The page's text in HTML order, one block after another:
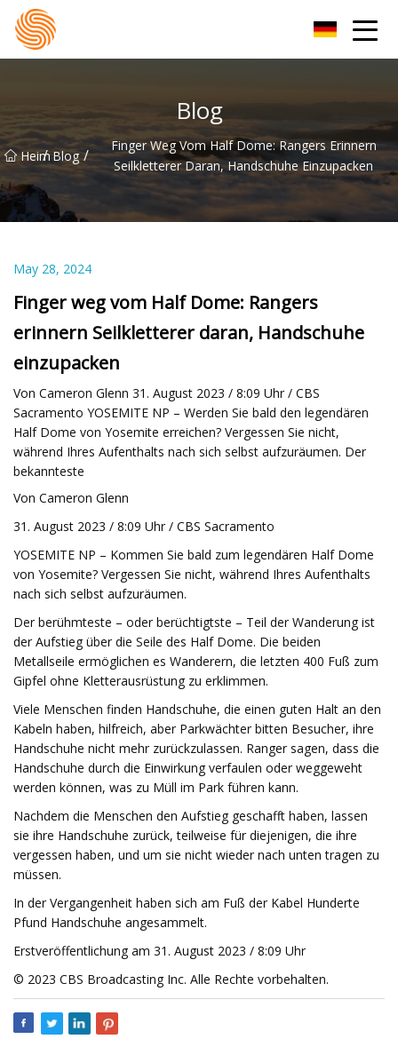
Blog
Heim
/ Blog /
Finger Weg Vom Half Dome: Rangers Erinnern
Seilkletterer Daran, Handschuhe Einzupacken
May 28, 2024
Finger weg vom Half Dome: Rangers
erinnern Seilkletterer daran, Handschuhe
einzupacken
Von Cameron Glenn 31. August 2023 / 8:09 Uhr / CBS
Sacramento YOSEMITE NP – Werden Sie bald den legendären
Half Dome von Yosemite erreichen? Vergessen Sie nicht,
während Ihres Aufenthalts nach sich selbst aufzuräumen. Der
bekannteste
Von Cameron Glenn
31. August 2023 / 8:09 Uhr / CBS Sacramento
YOSEMITE NP – Kommen Sie bald zum legendären Half Dome
von Yosemite? Vergessen Sie nicht, während Ihres Aufenthalts
nach sich selbst aufzuräumen.
Der berühmteste – oder berüchtigtste – Teil der Wanderung ist
der Aufstieg über die Seile des Half Dome. Die beiden
Metallseile ermöglichen es Wanderern, die letzten 400 Fuß zum
Gipfel ohne Kletterausrüstung zu erklimmen.
Viele Menschen finden Handschuhe, die einen guten Halt an den
Kabeln haben, hilfreich, aber Parkwächter bitten Besucher, ihre
Handschuhe nicht mehr zurückzulassen. Ranger sagen, dass die
Handschuhe durch die Einwirkung verfaulen oder weggeweht
werden können, was zu Müll im Park führen kann.
Nachdem die Menschen den Aufstieg geschafft haben, lassen
sie ihre Handschuhe zurück, teilweise für diejenigen, die ihre
vergessen haben, und um sie nicht wieder nach unten tragen zu
müssen.
In der Vergangenheit haben sich am Fuß der Kabel Hunderte
Pfund Handschuhe angesammelt.
Erstveröffentlichung am 31. August 2023 / 8:09 Uhr
© 2023 CBS Broadcasting Inc. Alle Rechte vorbehalten.